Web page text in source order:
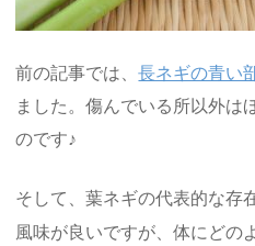
前の記事では、長ネギの青い
ました。傷んでいる所以外は
のです♪
そして、葉ネギの代表的な存
風味が良いですが、体にどの